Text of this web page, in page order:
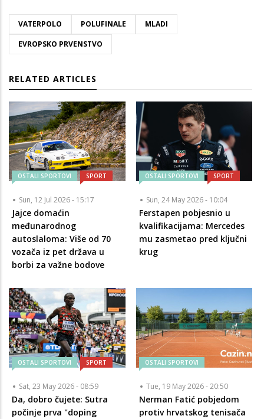
VATERPOLO POLUFINALE
MLADI
EVROPSKO PRVENSTVO
RELATED ARTICLES
OSTALI SPORTOVI SPORT
Sun, 12 Jul 2026 - 15:17
Jajce domaćin
međunarodnog
autoslaloma: Više od 70
vozača iz pet država u
borbi za važne bodove
OSTALI SPORTOVI SPORT
Sun, 24 May 2026 - 10:04
Ferstapen pobjesnio u
kvalifikacijama: Mercedes
mu zasmetao pred ključni
krug
OSTALI SPORTOVI SPORT
Sat, 23 May 2026 - 08:59
Da, dobro čujete: Sutra
počinje prva "doping
OSTALI SPORTOVI
Tue, 19 May 2026 - 20:50
Nerman Fatić pobjedom
protiv hrvatskog tenisača